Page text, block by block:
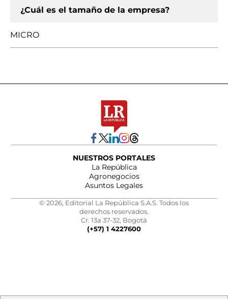
¿Cuál es el tamaño de la empresa?
MICRO
NUESTROS PORTALES
La República
Agronegocios
Asuntos Legales
© 2026, Editorial La República S.A.S. Todos los
derechos reservados.
Cr. 13a 37-32, Bogotá
(+57) 1 4227600